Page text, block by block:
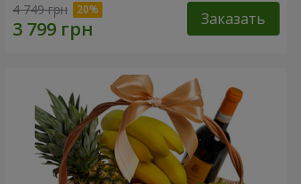
4 749 грн Заказать